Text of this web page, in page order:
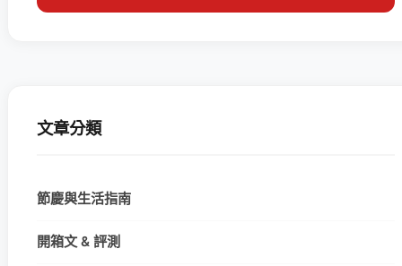
文章分類
節慶與生活指南
開箱文 & 評測